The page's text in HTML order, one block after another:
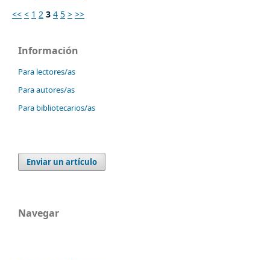
<< < 1 2 3 4 5 > >>
Información
Para lectores/as
Para autores/as
Para bibliotecarios/as
Enviar un artículo
Navegar